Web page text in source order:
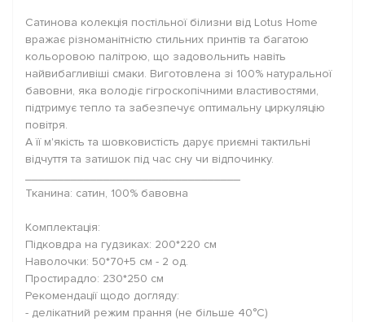
Сатинова колекція постільної білизни від Lotus Home
вражає різноманітністю стильних принтів та багатою
кольоровою палітрою, що задовольнить навіть
найвибагливіші смаки. Виготовлена зі 100% натуральної
бавовни, яка володіє гігроскопічними властивостями,
підтримує тепло та забезпечує оптимальну циркуляцію
повітря.
А її м'якість та шовковистість дарує приємні тактильні
відчуття та затишок під час сну чи відпочинку.
Тканина: сатин, 100% бавовна
Комплектація:
Підковдра на гудзиках: 200*220 см
Наволочки: 50*70+5 см - 2 од.
Простирадло: 230*250 см
Рекомендації щодо догляду:
- делікатний режим прання (не більше 40°C)